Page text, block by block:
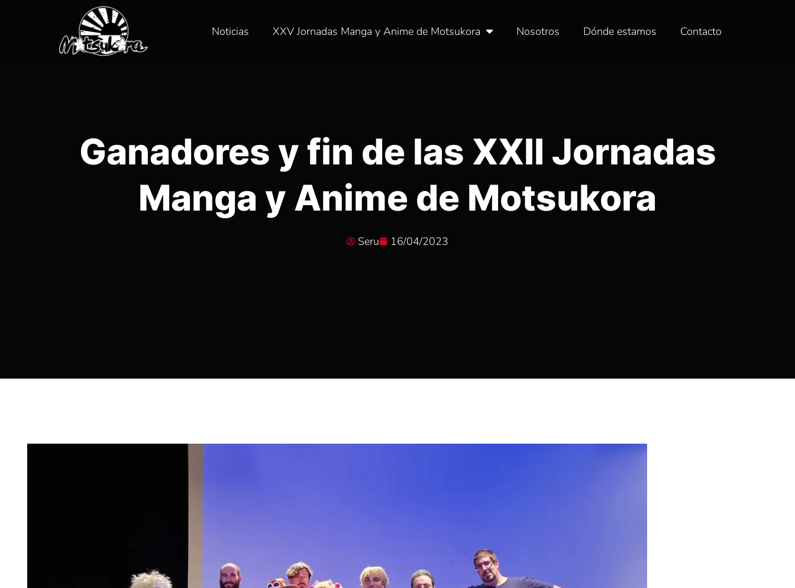
Noticias XXV Jornadas Manga y Anime de Motsukora Nosotros Dónde estamos Contacto
Ganadores y fin de las XXII Jornadas
Manga y Anime de Motsukora
Seru 16/04/2023